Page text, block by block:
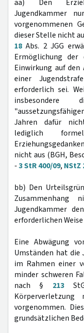
aa) Den
Jugendkammer
vorgenommenen
dieser Stelle nicht
18 Abs. 2 JGG
Ermöglichung der
Einwirkung auf
einer
erforderlich sei.
insbesondere
Jahren dafür
lediglich
nicht aus (BGH,
-3 StR 400/09, NStZ
bb) Den
Zusammenhang
Jugendkammer
erforderlichen
Eine Abwägung
Umständen hat die
im Rahmen einer
minder schweren
nach § 213
vorgenommen.
grundsätzlichen